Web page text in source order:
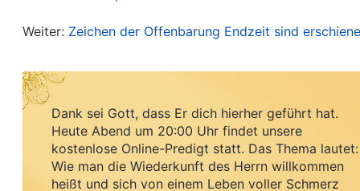
Bd. 1, Das Erscheinen und Wirken Gottes:
Die Worte Gottes sagen uns, dass Gott in den
sprechen und das Urteilswerk zu vollbringen,
völlig auflöst und ihn von der Sünde errettet.
menschgewordenen Allmächtigen Gottes
Herrn Jesus hatder Allmächtige Gotteine Phase
Weiter: Zeichen der Offenbarung Endzeit sind
Dank sei Gott, dass Er dich hierher geführt hat.
Heute Abend um 20:00 Uhr findet unsere
kostenlose Online-Predigt statt. Das Thema lautet:
Wie man die Wiederkunft des Herrn willkommen
heißt und sich von einem Leben voller Schmerz